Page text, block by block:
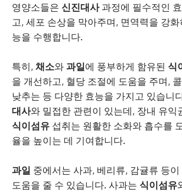
영양소들은 신진대사과정에 필수적인
고, 세포 손상을 막아주며, 면역력을 강
능을 수행합니다.
특히, 채소와 과일에 풍부하게 함유된 식
을 개선하고, 혈당 조절에 도움을 주며,
낮추는 등 다양한 효능을 가지고 있습니
대사와 밀접한 관련이 있는데, 장내 유익
식이섬유 섭취는 원활한 소화와 흡수를
율을 높이는 데 기여합니다.
과일 중에서는 사과, 베리류, 감귤류 등이
도움을 줄 수 있습니다. 사과는 식이섬유